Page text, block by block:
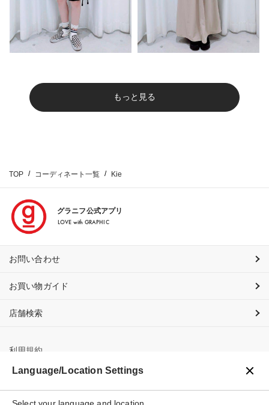
もっと見る
TOP コーディネート一覧 Kie
グラニフ公式アプリ
LOVE with GRAPHIC
お問い合わせ
お買い物ガイド
店舗検索
利用規約
プライバシーポリシー
Language/Location Settings